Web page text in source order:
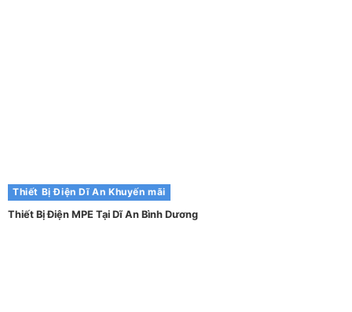
Thiết Bị Điện Dĩ An Khuyến mãi
Thiết Bị Điện MPE Tại Dĩ An Bình Dương